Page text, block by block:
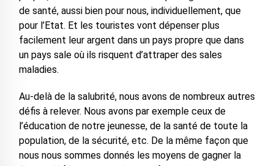
de santé, aussi bien pour nous, individuellement, que
pour l’Etat. Et les touristes vont dépenser plus
facilement leur argent dans un pays propre que dans
un pays sale où ils risquent d’attraper des sales
maladies.
Au-delà de la salubrité, nous avons de nombreux autres
défis à relever. Nous avons par exemple ceux de
l’éducation de notre jeunesse, de la santé de toute la
population, de la sécurité, etc. De la même façon que
nous nous sommes donnés les moyens de gagner la